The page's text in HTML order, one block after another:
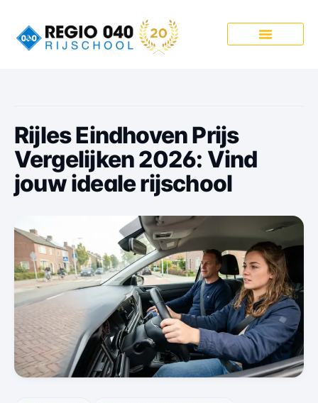
Rijles Eindhoven Prijs
Vergelijken 2026: Vind
jouw ideale rijschool